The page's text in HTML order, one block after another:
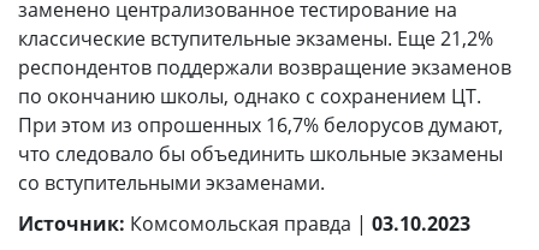
заменено централизованное тестирование на
классические вступительные экзамены. Еще 21,2%
респондентов поддержали возвращение экзаменов
по окончанию школы, однако с сохранением ЦТ.
При этом из опрошенных 16,7% белорусов думают,
что следовало бы объединить школьные экзамены
со вступительными экзаменами.
Источник: Комсомольская правда | 03.10.2023